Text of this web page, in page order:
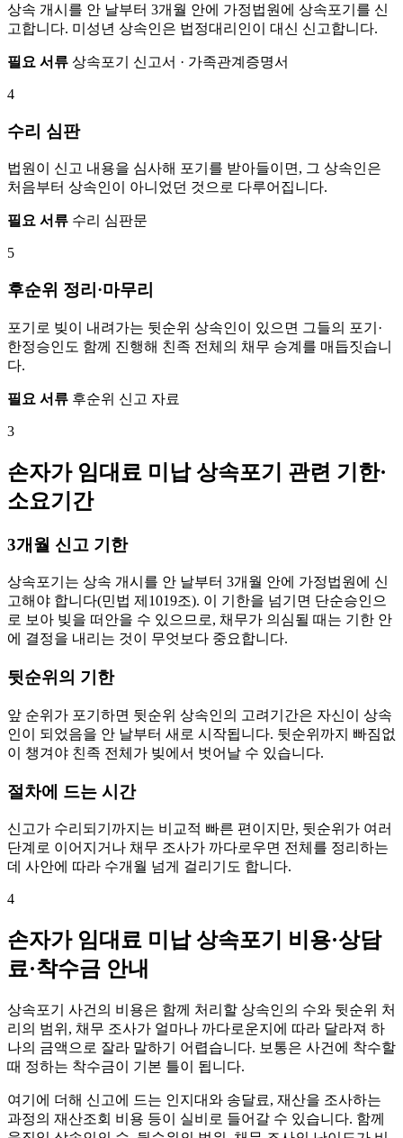
상속 개시를 안 날부터 3개월 안에 가정법원에 상속포기를 신
고합니다. 미성년 상속인은 법정대리인이 대신 신고합니다.
필요 서류 상속포기 신고서 · 가족관계증명서
4
수리 심판
법원이 신고 내용을 심사해 포기를 받아들이면, 그 상속인은
처음부터 상속인이 아니었던 것으로 다루어집니다.
필요 서류 수리 심판문
5
후순위 정리·마무리
포기로 빚이 내려가는 뒷순위 상속인이 있으면 그들의 포기·
한정승인도 함께 진행해 친족 전체의 채무 승계를 매듭짓습니
다.
필요 서류 후순위 신고 자료
3
손자가 임대료 미납 상속포기 관련 기한·
소요기간
3개월 신고 기한
상속포기는 상속 개시를 안 날부터 3개월 안에 가정법원에 신
고해야 합니다(민법 제1019조). 이 기한을 넘기면 단순승인으
로 보아 빚을 떠안을 수 있으므로, 채무가 의심될 때는 기한 안
에 결정을 내리는 것이 무엇보다 중요합니다.
뒷순위의 기한
앞 순위가 포기하면 뒷순위 상속인의 고려기간은 자신이 상속
인이 되었음을 안 날부터 새로 시작됩니다. 뒷순위까지 빠짐없
이 챙겨야 친족 전체가 빚에서 벗어날 수 있습니다.
절차에 드는 시간
신고가 수리되기까지는 비교적 빠른 편이지만, 뒷순위가 여러
단계로 이어지거나 채무 조사가 까다로우면 전체를 정리하는
데 사안에 따라 수개월 넘게 걸리기도 합니다.
4
손자가 임대료 미납 상속포기 비용·상담
료·착수금 안내
상속포기 사건의 비용은 함께 처리할 상속인의 수와 뒷순위 처
리의 범위, 채무 조사가 얼마나 까다로운지에 따라 달라져 하
나의 금액으로 잘라 말하기 어렵습니다. 보통은 사건에 착수할
때 정하는 착수금이 기본 틀이 됩니다.
여기에 더해 신고에 드는 인지대와 송달료, 재산을 조사하는
과정의 재산조회 비용 등이 실비로 들어갈 수 있습니다. 함께